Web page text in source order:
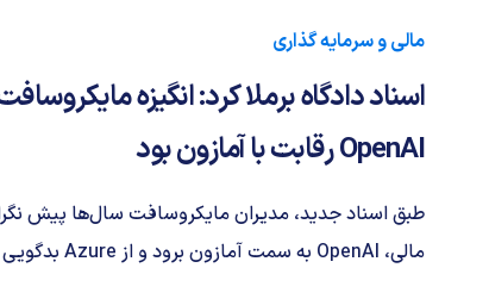
مالی و سرمایه گذاری
اسناد دادگاه برملا کرد: انگیزه
OpenAI رقابت با آمازون بود
طبق اسناد جدید، مدیران مایکروسافت سال‌ها پیش
مالی، OpenAI به سمت آمازون برود و از Azure بدگویی کند.